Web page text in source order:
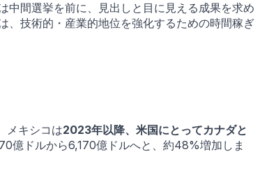
中間選挙を前に、見出しと目に見える成果を求め
、技術的・産業的地位を強化するための時間稼ぎ
メキシコは2023年以降、米国にとってカナダと
億ドルから6,170億ドルへと、約48%増加しま